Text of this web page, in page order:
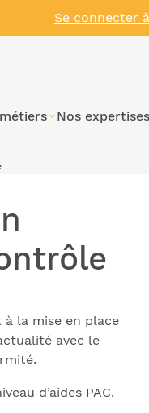
Se connecter à
Nos expertises
à la mise en place
avec le
d’aides PAC.